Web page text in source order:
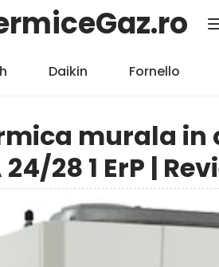
Daikin Fornello
murala in
24/28 1 ErP |